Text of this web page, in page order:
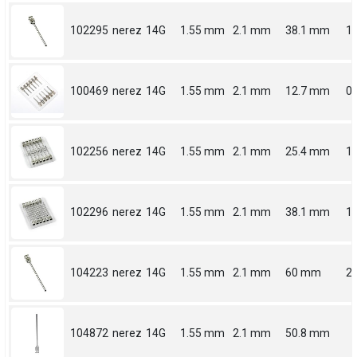
102295 nerez 14G 1.55 mm 2.1 mm 38.1 mm
100469 nerez 14G 1.55 mm 2.1 mm 12.7 mm
102256 nerez 14G 1.55 mm 2.1 mm 25.4 mm 1
102296 nerez 14G 1.55 mm 2.1 mm 38.1 mm
104223 nerez 14G 1.55 mm 2.1 mm 60 mm
104872 nerez 14G 1.55 mm 2.1 mm 50.8 mm